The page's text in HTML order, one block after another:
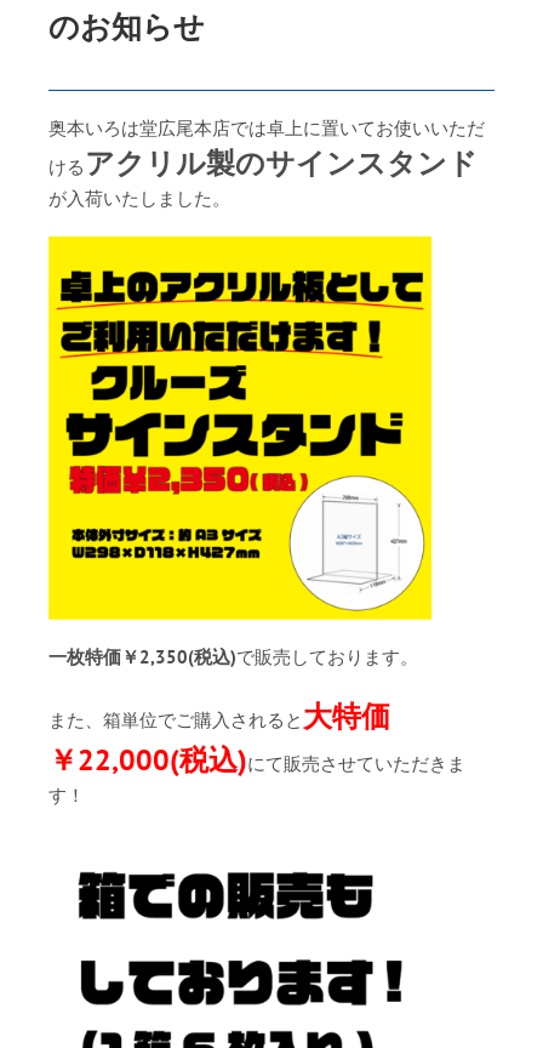
のお知らせ
奥本いろは堂広尾本店では卓上に置いてお使いいただ
ける アクリル製のサインスタンド
が入荷いたしました。
一枚特価￥2,350(税込)で販売しております。
また、箱単位でご購入されると 大特価
￥22,000(税込)にて販売させていただきま
す！